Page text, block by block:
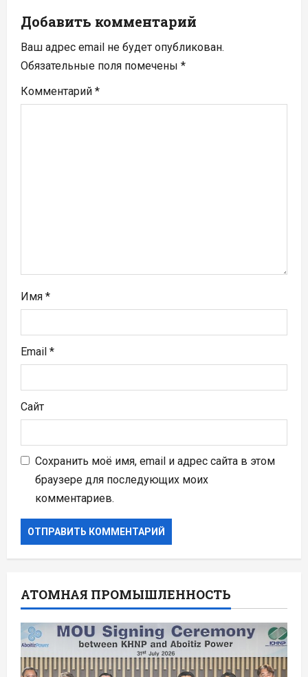
и
я
п
о
я
м
Добавить комментарий
Ваш адрес email не будет опубликован.
Обязательные поля помечены *
Комментарий *
Имя *
Email *
Сайт
Сохранить моё имя, email и адрес сайта в этом
браузере для последующих моих
комментариев.
АТОМНАЯ ПРОМЫШЛЕННОСТЬ